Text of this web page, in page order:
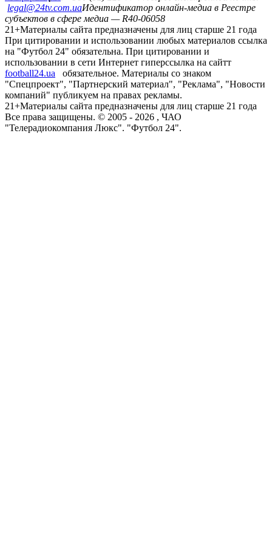
legal@24tv.com.uaИдентификатор онлайн-медиа в Реестре
субъектов в сфере медиа — R40-06058
21+Материалы сайта предназначены для лиц старше 21 года
При цитировании и использовании любых материалов ссылка
на "Футбол 24" обязательна. При цитировании и
использовании в сети Интернет гиперссылка на сайтт
football24.ua
обязательное. Материалы со знаком
"Спецпроект", "Партнерский материал", "Реклама", "Новости
компаний" публикуем на правах рекламы.
21+Материалы сайта предназначены для лиц старше 21 года
Все права защищены. © 2005 - 2026 , ЧАО
"Телерадиокомпания Люкс". "Футбол 24".